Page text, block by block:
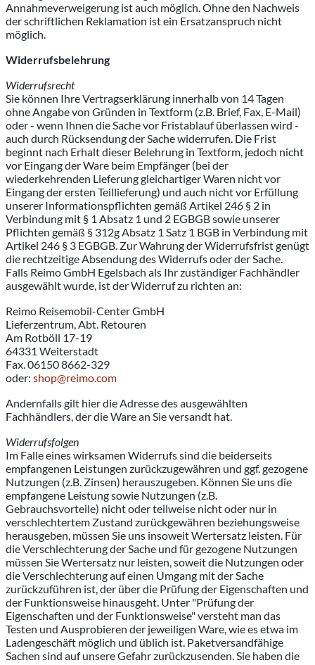
Annahmeverweigerung ist auch möglich. Ohne den Nachweis
der schriftlichen Reklamation ist ein Ersatzanspruch nicht
möglich.
Widerrufsbelehrung
Widerrufsrecht
Sie können Ihre Vertragserklärung innerhalb von 14 Tagen
ohne Angabe von Gründen in Textform (z.B. Brief, Fax, E-Mail)
oder - wenn Ihnen die Sache vor Fristablauf überlassen wird -
auch durch Rücksendung der Sache widerrufen. Die Frist
beginnt nach Erhalt dieser Belehrung in Textform, jedoch nicht
vor Eingang der Ware beim Empfänger (bei der
wiederkehrenden Lieferung gleichartiger Waren nicht vor
Eingang der ersten Teillieferung) und auch nicht vor Erfüllung
unserer Informationspflichten gemäß Artikel 246 § 2 in
Verbindung mit § 1 Absatz 1 und 2 EGBGB sowie unserer
Pflichten gemäß § 312g Absatz 1 Satz 1 BGB in Verbindung mit
Artikel 246 § 3 EGBGB. Zur Wahrung der Widerrufsfrist genügt
die rechtzeitige Absendung des Widerrufs oder der Sache.
Falls Reimo GmbH Egelsbach als Ihr zuständiger Fachhändler
ausgewählt wurde, ist der Widerruf zu richten an:
Reimo Reisemobil-Center GmbH
Lieferzentrum, Abt. Retouren
Am Rotböll 17-19
64331 Weiterstadt
Fax. 06150 8662-329
oder: shop@reimo.com
Andernfalls gilt hier die Adresse des ausgewählten
Fachhändlers, der die Ware an Sie versandt hat.
Widerrufsfolgen
Im Falle eines wirksamen Widerrufs sind die beiderseits
empfangenen Leistungen zurückzugewähren und ggf. gezogene
Nutzungen (z.B. Zinsen) herauszugeben. Können Sie uns die
empfangene Leistung sowie Nutzungen (z.B.
Gebrauchsvorteile) nicht oder teilweise nicht oder nur in
verschlechtertem Zustand zurückgewähren beziehungsweise
herausgeben, müssen Sie uns insoweit Wertersatz leisten. Für
die Verschlechterung der Sache und für gezogene Nutzungen
müssen Sie Wertersatz nur leisten, soweit die Nutzungen oder
die Verschlechterung auf einen Umgang mit der Sache
zurückzuführen ist, der über die Prüfung der Eigenschaften und
der Funktionsweise hinausgeht. Unter "Prüfung der
Eigenschaften und der Funktionsweise" versteht man das
Testen und Ausprobieren der jeweiligen Ware, wie es etwa im
Ladengeschäft möglich und üblich ist. Paketversandfähige
Sachen sind auf unsere Gefahr zurückzusenden. Sie haben die